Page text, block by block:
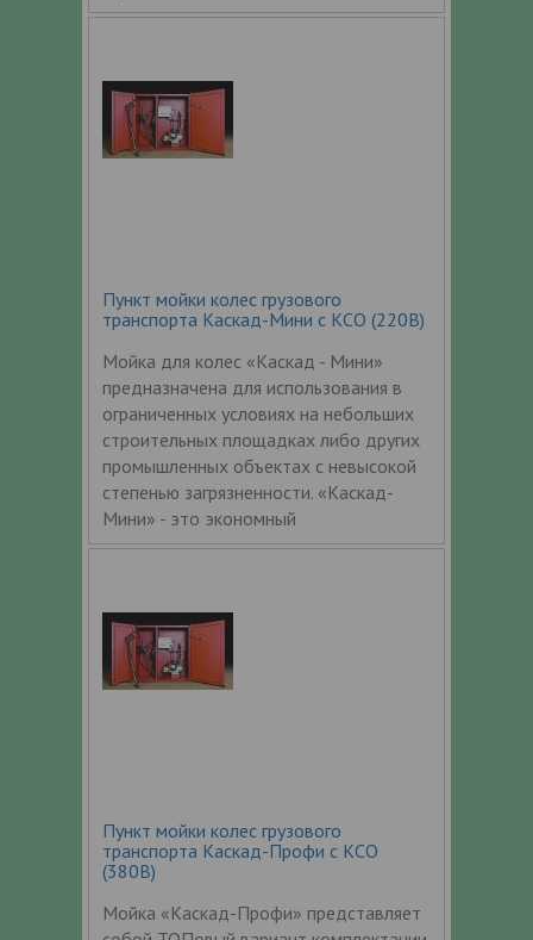
Пункт мойки колес грузового
транспорта Каскад-Мини с КСО (220В)
Мойка для колес «Каскад - Мини»
предназначена для использования в
ограниченных условиях на небольших
строительных площадках либо других
промышленных объектах с невысокой
степенью загрязненности. «Каскад-
Мини» - это экономный
Пункт мойки колес грузового
транспорта Каскад-Профи с КСО
(380В)
Мойка «Каскад-Профи» представляет